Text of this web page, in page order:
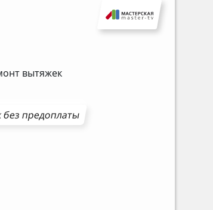
вытяжек
без предоплаты